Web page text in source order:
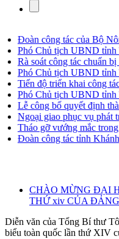
Đoàn công tác của Bộ
Phó Chủ tịch UBND tỉnh
Rà soát công tác chuẩn bị
Phó Chủ tịch UBND tỉnh
Tiến độ triển khai công tác
Phó Chủ tịch UBND tỉnh
Lễ công bố quyết định
Ngoại giao phục vụ phát
Tháo gỡ vướng mắc trong
Đoàn công tác tỉnh Khánh
CHÀO MỪNG ĐẠI
THỨ xiv CỦA ĐẢNG
Diễn văn của Tổng Bí thư
biểu toàn quốc lần thứ XIV